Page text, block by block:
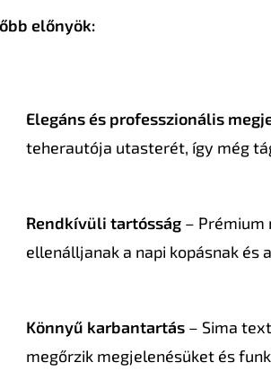
előnyök:
Elegáns és professzionális
teherautója utasterét, így még
Rendkívüli tartósság– Prémium
ellenálljanak a napi kopásnak és
Könnyű karbantartás– Sima
megőrzik megjelenésüket és